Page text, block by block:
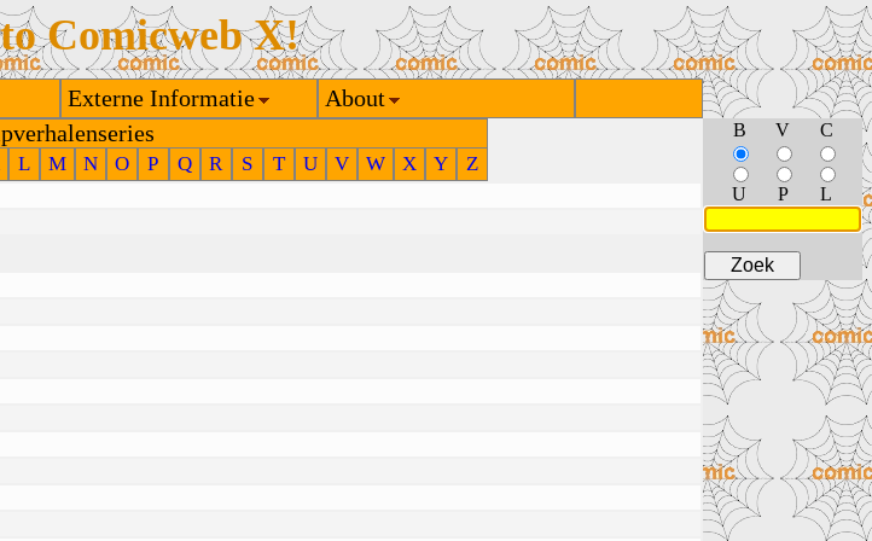
Comicweb X!
Externe Informatie
About
L M N O P Q R S T U V W X Y Z
B V C
U P L